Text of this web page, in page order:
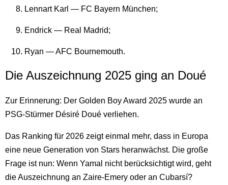
Lennart Karl — FC Bayern München;
Endrick — Real Madrid;
Ryan — AFC Bournemouth.
Die Auszeichnung 2025 ging an Doué
Zur Erinnerung: Der Golden Boy Award 2025 wurde an
PSG-Stürmer Désiré Doué verliehen.
Das Ranking für 2026 zeigt einmal mehr, dass in Europa
eine neue Generation von Stars heranwächst. Die große
Frage ist nun: Wenn Yamal nicht berücksichtigt wird, geht
die Auszeichnung an Zaire-Emery oder an Cubarsí?